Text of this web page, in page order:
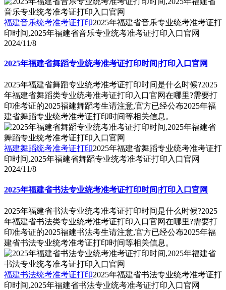
福建音乐统考准考证打印2025年福建省音乐专业统考准考证打
印时间,2025年福建省音乐专业统考准考证打印入口官网
2024/11/8
2025年福建省舞蹈专业统考准考证打印时间|打印入口官网
2025年福建省舞蹈专业统考准考证打印时间是什么时候?2025
年福建省舞蹈类专业统考准考证打印入口官网在哪里?需要打
印准考证的2025福建舞蹈考生请注意,官方已经公布2025年福
建省舞蹈专业统考准考证打印时间等相关信息。
福建舞蹈统考准考证打印2025年福建省舞蹈专业统考准考证打
印时间,2025年福建省舞蹈专业统考准考证打印入口官网
2024/11/8
2025年福建省书法专业统考准考证打印时间|打印入口官网
2025年福建省书法专业统考准考证打印时间是什么时候?2025
年福建省书法类专业统考准考证打印入口官网在哪里?需要打
印准考证的2025福建书法考生请注意,官方已经公布2025年福
建省书法专业统考准考证打印时间等相关信息。
福建书法统考准考证打印2025年福建省书法专业统考准考证打
印时间,2025年福建省书法专业统考准考证打印入口官网